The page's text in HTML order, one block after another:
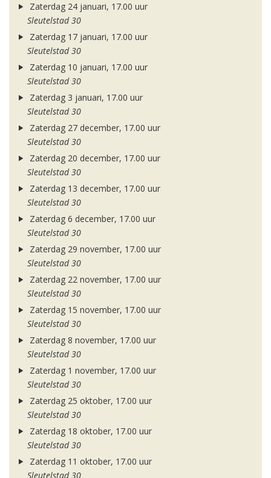
Zaterdag 24 januari, 17.00 uur
Sleutelstad 30
Zaterdag 17 januari, 17.00 uur
Sleutelstad 30
Zaterdag 10 januari, 17.00 uur
Sleutelstad 30
Zaterdag 3 januari, 17.00 uur
Sleutelstad 30
Zaterdag 27 december, 17.00 uur
Sleutelstad 30
Zaterdag 20 december, 17.00 uur
Sleutelstad 30
Zaterdag 13 december, 17.00 uur
Sleutelstad 30
Zaterdag 6 december, 17.00 uur
Sleutelstad 30
Zaterdag 29 november, 17.00 uur
Sleutelstad 30
Zaterdag 22 november, 17.00 uur
Sleutelstad 30
Zaterdag 15 november, 17.00 uur
Sleutelstad 30
Zaterdag 8 november, 17.00 uur
Sleutelstad 30
Zaterdag 1 november, 17.00 uur
Sleutelstad 30
Zaterdag 25 oktober, 17.00 uur
Sleutelstad 30
Zaterdag 18 oktober, 17.00 uur
Sleutelstad 30
Zaterdag 11 oktober, 17.00 uur
Sleutelstad 30